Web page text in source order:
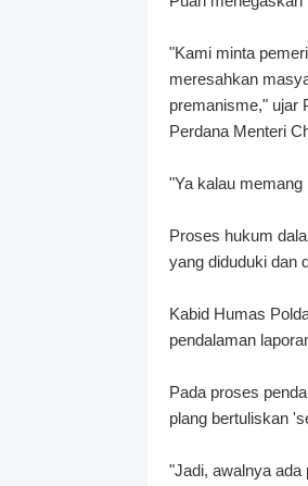
"Kami minta
meresahkan
premanisme," ujar
Perdana Menteri
"Ya kalau
Proses hukum d
yang diduduki dan
Kabid Humas
pendalaman
Pada proses
plang bertuliskan
"Jadi, awalnya ada